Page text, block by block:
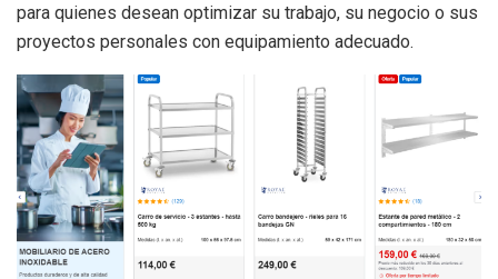
para quienes desean optimizar su trabajo, su negocio o sus
proyectos personales con equipamiento adecuado.